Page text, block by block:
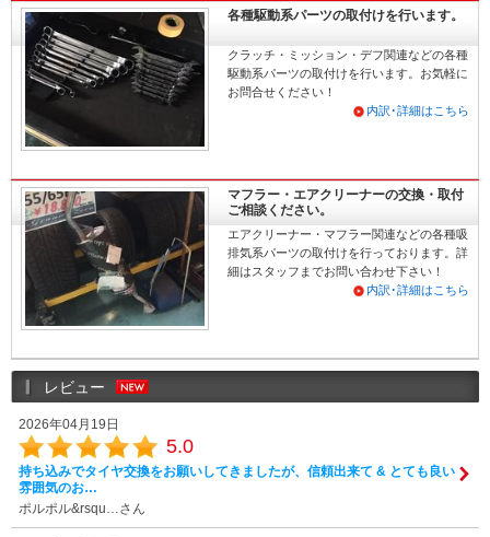
各種駆動系パーツの取付けを行います。
クラッチ・ミッション・デフ関連などの各種
駆動系パーツの取付けを行います。お気軽に
お問合せください！
内訳･詳細はこちら
マフラー・エアクリーナーの交換・取付
ご相談ください。
エアクリーナー・マフラー関連などの各種吸
排気系パーツの取付けを行っております。詳
細はスタッフまでお問い合わせ下さい！
内訳･詳細はこちら
レビュー
2026年04月19日
5.0
持ち込みでタイヤ交換をお願いしてきましたが、信頼出来て & とても良い
雰囲気のお…
ポルポル&rsqu…さん